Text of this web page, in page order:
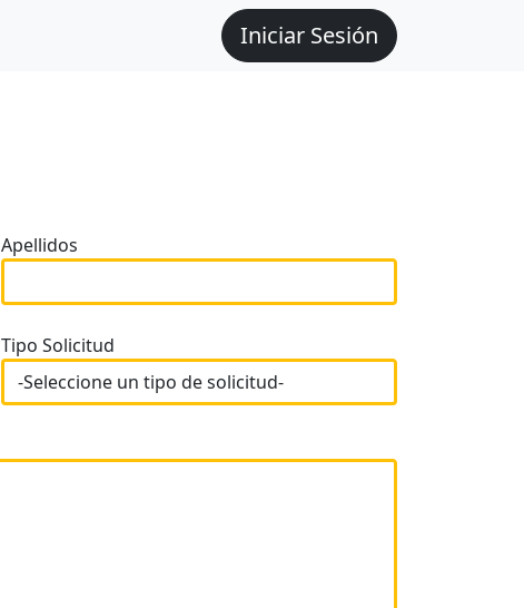
Iniciar Sesión
Apellidos
Tipo Solicitud